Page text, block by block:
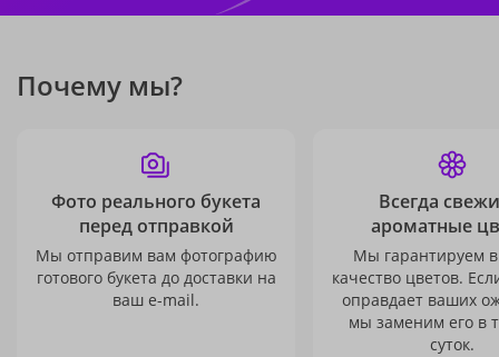
Почему мы?
Фото реального букета
перед отправкой
Мы отправим вам фотографию
готового букета до доставки на
ваш e-mail.
Всегда
ароматные
Мы гарантируем
качество цветов.
оправдает ваших
мы заменим его в
суток.